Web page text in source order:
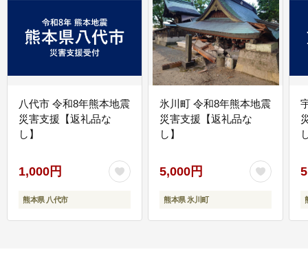
八代市 令和8年熊本地震
災害支援【返礼品な
し】
1,000円
熊本県 八代市
氷川町 令和8年熊本地震
災害支援【返礼品な
し】
5,000円
熊本県 氷川町